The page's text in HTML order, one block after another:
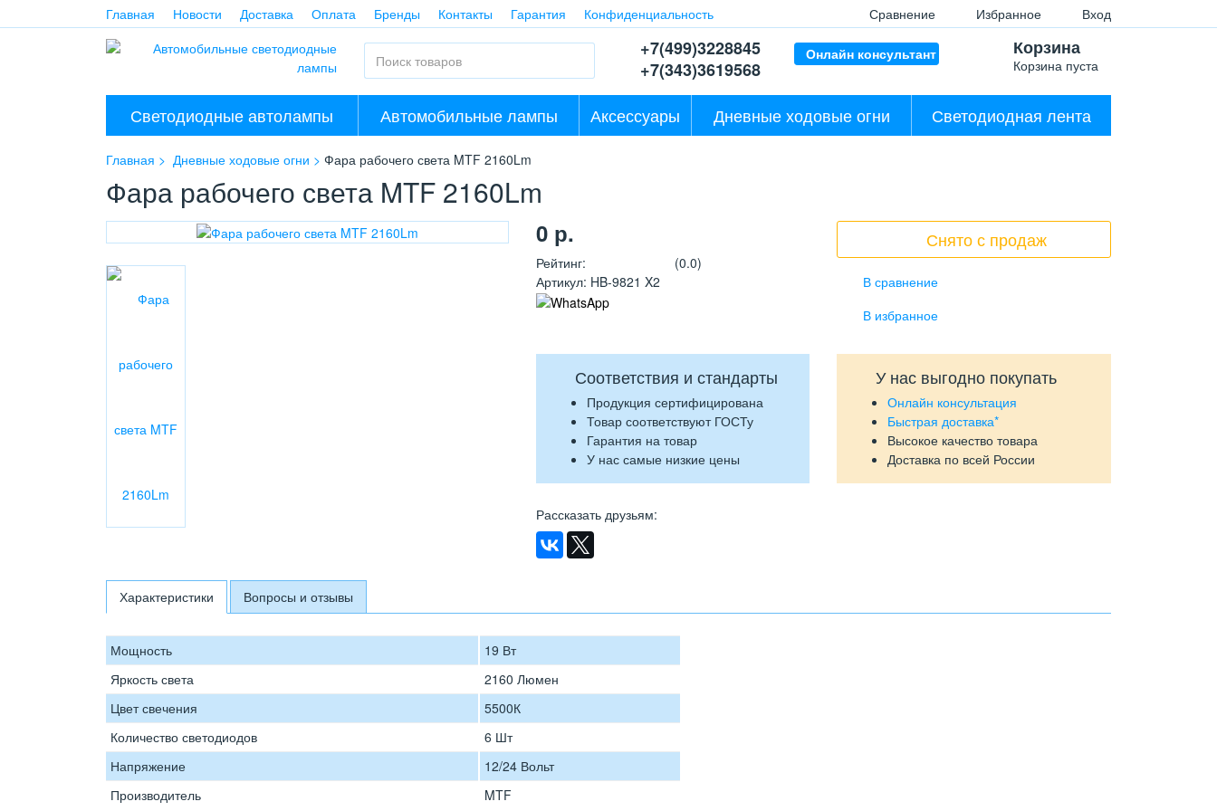
Главная Новости Доставка Оплата Бренды Контакты Гарантия Конфиденциальность Сравнение Избранное Вход
Корзина
Корзина пуста
+7(499)3228845
+7(343)3619568
Онлайн консультант
Светодиодные автолампы Автомобильные лампы Аксессуары Дневные ходовые огни Светодиодная лента
Главная Дневные ходовые огни Фара рабочего света MTF 2160Lm
Фара рабочего света MTF 2160Lm
0 р.
Рейтинг:
(0.0)
Артикул: HB-9821 X2
Снято с продаж
Соответствия и стандарты
Продукция сертифицирована
Товар соответствуют ГОСТу
Гарантия на товар
У нас самые низкие цены
У нас выгодно покупать
Онлайн консультация
Быстрая доставка*
Высокое качество товара
Доставка по всей России
Рассказать друзьям:
Характеристики Вопросы и отзывы
Мощность
19 Вт
Яркость света
2160 Люмен
Цвет свечения
5500К
Количество светодиодов
6 Шт
Напряжение
12/24 Вольт
Производитель
MTF